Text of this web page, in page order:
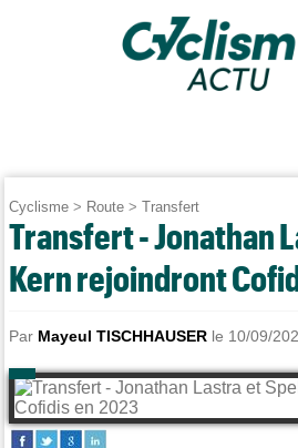
Cyclisme > Route >Transfert
Transfert - Jonathan
Kern rejoindront
Par Mayeul TISCHHAUSER le 10/09/